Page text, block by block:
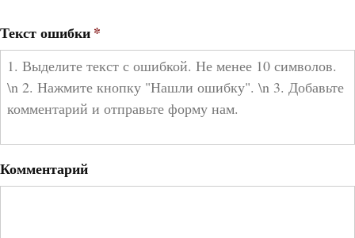
Текст ошибки*
Комментарий